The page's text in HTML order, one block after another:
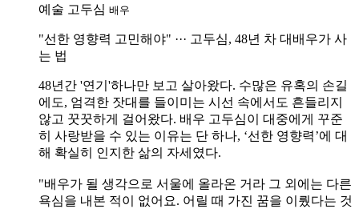
예술 고두심 배우
"선한 영향력 고민해야" ··· 고두심, 48년 차 대배우가 사
는 법
48년간 '연기'하나만 보고 살아왔다. 수많은 유혹의 손길
에도, 엄격한 잣대를 들이미는 시선 속에서도 흔들리지
않고 꿋꿋하게 걸어왔다. 배우 고두심이 대중에게 꾸준
히 사랑받을 수 있는 이유는 단 하나, ‘선한 영향력’에 대
해 확실히 인지한 삶의 자세였다.
"배우가 될 생각으로 서울에 올라온 거라 그 외에는 다른
욕심을 내본 적이 없어요. 어릴 때 가진 꿈을 이뤘다는 것